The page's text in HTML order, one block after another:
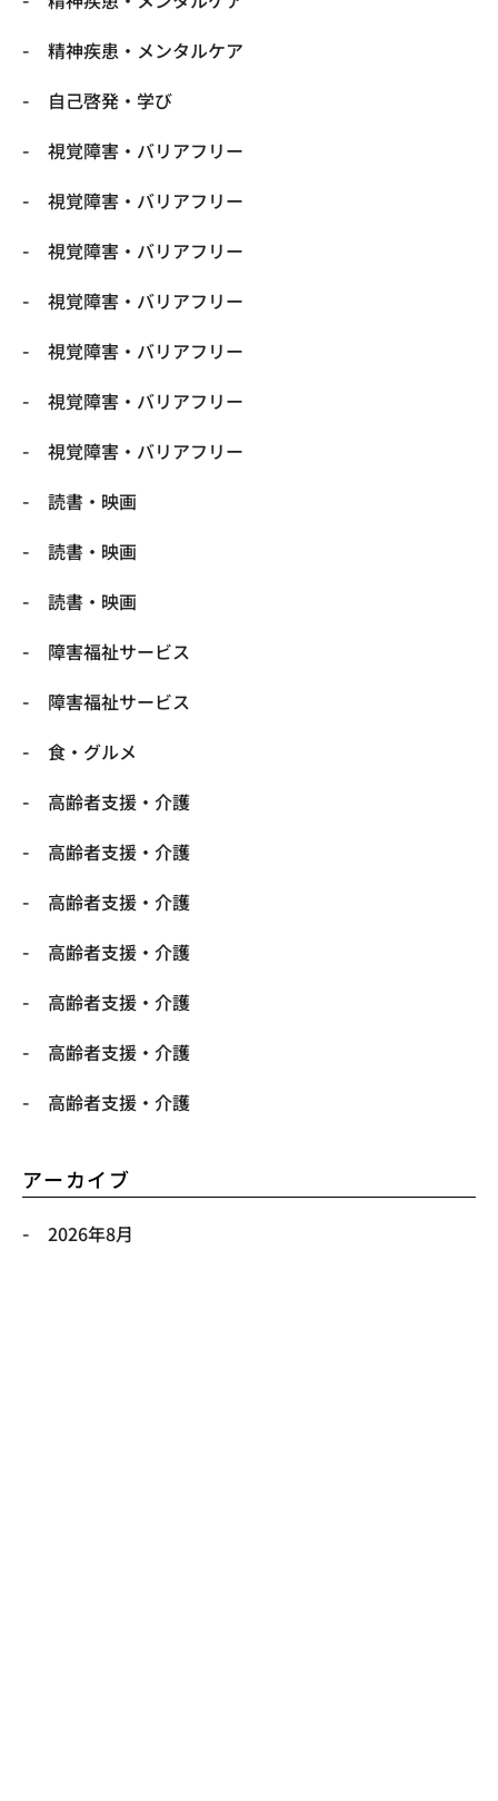
精神疾患・メンタルケア
自己啓発・学び
視覚障害・バリアフリー
視覚障害・バリアフリー
視覚障害・バリアフリー
視覚障害・バリアフリー
視覚障害・バリアフリー
視覚障害・バリアフリー
視覚障害・バリアフリー
読書・映画
読書・映画
読書・映画
障害福祉サービス
障害福祉サービス
食・グルメ
高齢者支援・介護
高齢者支援・介護
高齢者支援・介護
高齢者支援・介護
高齢者支援・介護
高齢者支援・介護
高齢者支援・介護
アーカイブ
2026年8月